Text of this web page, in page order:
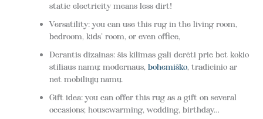
static electricity means less dirt!
Versatility: you can use this rug in the living room,
bedroom, kids’ room, or even office,
Derantis dizainas: šis kilimas gali derėti prie bet kokio
stiliaus namų: modernaus, bohemiško, tradicinio ar
net mobiliųjų namų.
Gift idea: you can offer this rug as a gift on several
occasions; housewarming, wedding, birthday…